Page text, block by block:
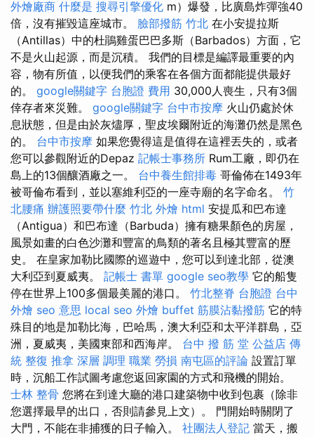
外燴廠商 什麼是 搜尋引擎優化 m）爆發，比廣島炸彈強40
倍，沒有摧毀這座城市。 臉部撥筋 竹北 在小安提拉斯
（Antillas）中的杜鵑雞蛋巴巴多斯（Barbados）方面，它
不是火山起源，而是沉積。 我們的目標是編譯最重要的內
容，物有所值，以便我們的乘客在各個方面都能提供最好
的。 google關鍵字 台胞證 費用 30,000人喪生，只有3個
倖存者來災難。 google關鍵字 台中市按摩 火山仍處於休
息狀態，但是由於灰燼厚，聖皮埃爾附近的海灘仍然是黑色
的。 台中市按摩 如果您覺得這是值得在這裡丟失的，或者
您可以參觀附近的Depaz 記帳士事務所 Rum工廠，即仍在
島上的13個釀酒廠之一。 台中養生館排毒 哥倫佈在1493年
被哥倫布看到，並以塞維利亞的一座寺廟的名字命名。 竹
北腰痛 辦護照要帶什麼 竹北 外燴 html 安提瓜和巴布達
（Antigua）和巴布達（Barbuda）擁有糖果顏色的房屋，
風景如畫的白色沙灘和豐富的鳥類的著名且極其豐富的歷
史。 在皇家加勒比國際的巡遊中，您可以到達北部，從澳
大利亞到夏威夷。 記帳士 書單 google seo教學 它的船隻
停在世界上100多個最美麗的港口。 竹北整脊 台胞證 台中
外燴 seo 意思 local seo 外燴 buffet 筋膜沾黏撥筋 它的特
殊目的地是加勒比海，巴哈馬，澳大利亞和太平洋群島，亞
洲，夏威夷，美國東部和西海岸。 台中 撥 筋 堂 公益店 傳
統 整復 推拿 深層 調理 職業 勞損 南屯區的評論 設置訂單
時，沉船工作試圖考慮您返回家園的方式和飛機的開始。
士林 整骨 您將在到達大廳的港口建築物中收到包裹（除非
您選擇最早的出口，否則請參見上文）。 門開始時關閉了
大門，不能在非捕獲的日子輸入。 社團法人登記 當天，搬